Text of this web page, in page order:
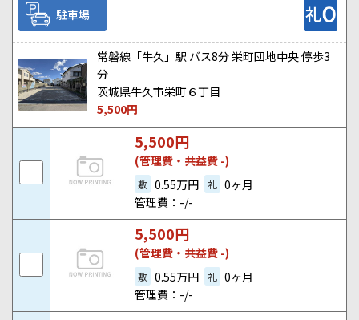
駐車場
常磐線「牛久」駅 バス8分 栄町団地中央 停歩3
分
茨城県牛久市栄町６丁目
5,500円
5,500円
(管理費・共益費 -)
敷 0.55万円 礼 0ヶ月
管理費：-/-
5,500円
(管理費・共益費 -)
敷 0.55万円 礼 0ヶ月
管理費：-/-